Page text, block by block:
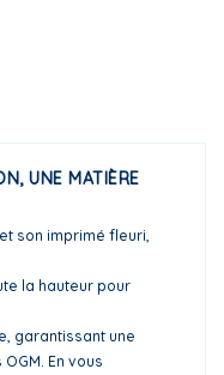
UNE MATIÈRE
son imprimé fleuri,
la hauteur pour
garantissant une
En vous